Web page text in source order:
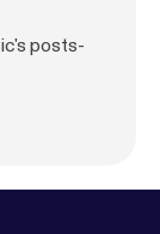
posts-